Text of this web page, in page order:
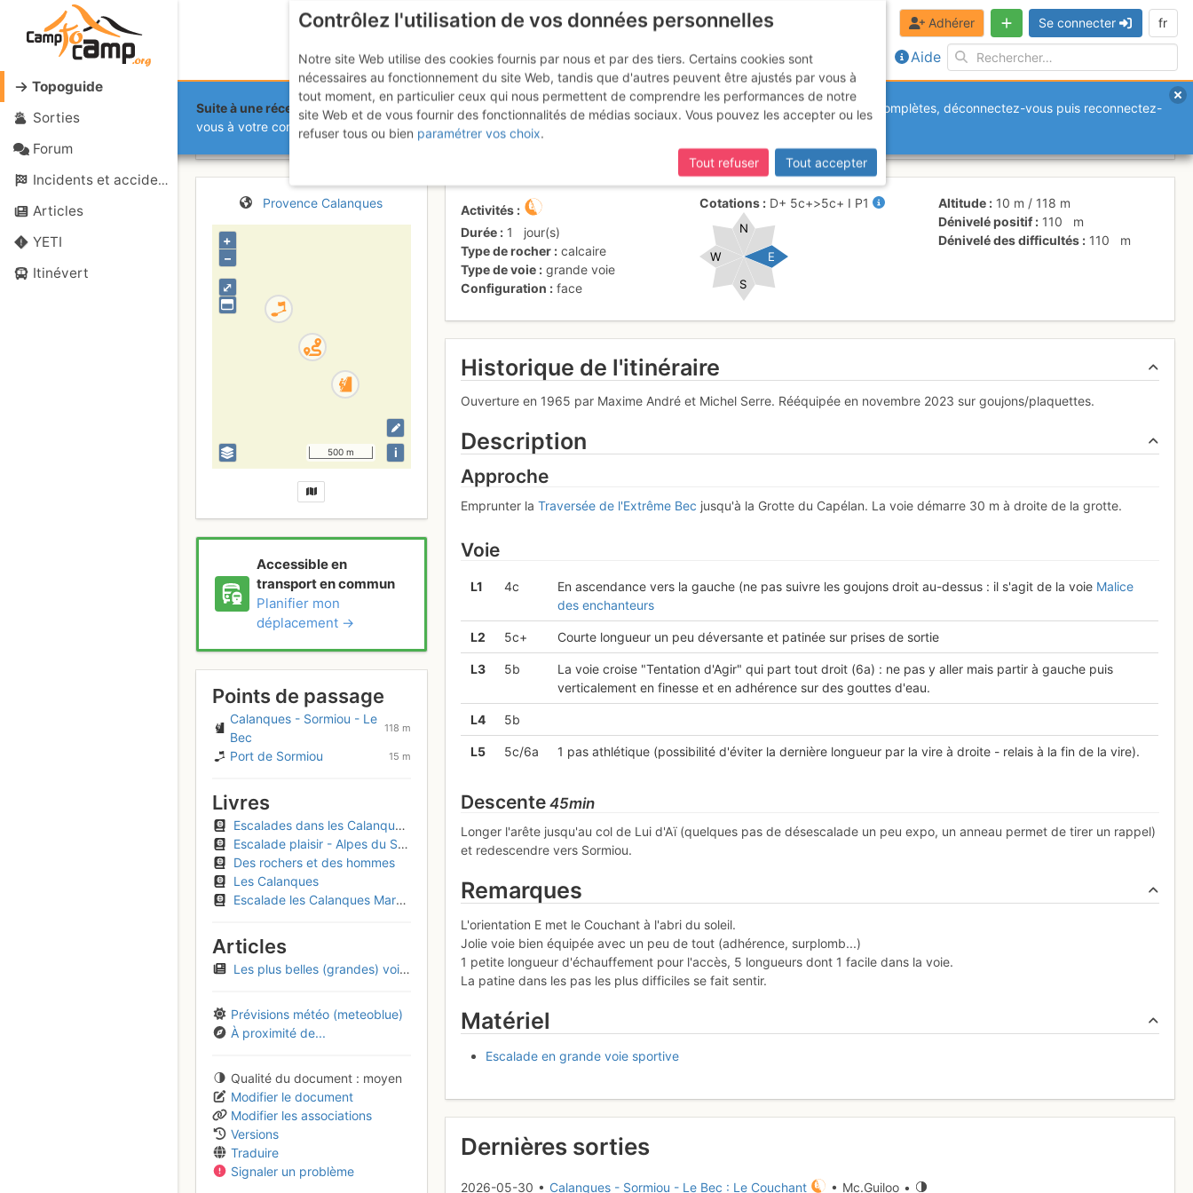
Topoguide
Sorties
Forum
Incidents et accidents
Articles
YETI
Itinévert
Aide
Adhérer Se connecter fr
Suite à une récente et importante mise à jour du site,si certaines pages ne sont plus accessibles, manquantes ou incomplètes, déconnectez-vous puis reconnectez-
vous à votre compte sur le site.
Calanques - Sormiou - Le Bec : Le Couchant
Provence Calanques
⤢
+
–
500 m i
Accessible en
transport en commun
Planifier mon
déplacement →
Points de passage
Calanques - Sormiou - Le
Bec
118 m
Port de Sormiou 15 m
Livres
Escalades dans les Calanques - Sormiou
Escalade plaisir - Alpes du Sud, Provence
Des rochers et des hommes
Les Calanques
Escalade les Calanques Marseille-Cassis-La Ciotat
Articles
Les plus belles (grandes) voies des Calanques
Prévisions météo (meteoblue)
À proximité de...
Qualité du document
moyen
Modifier le document
Modifier les associations
Versions
Traduire
Signaler un problème
Activités
Durée
1
jour(s)
Type de rocher
calcaire
Type de voie
grande voie
Configuration
face
Cotations D+ 5c+>5c+ I P1
E
W
S
N
Altitude 10 m / 118 m
Dénivelé positif
110
m
Dénivelé des difficultés
110 m
Historique de l'itinéraire
Ouverture en 1965 par Maxime André et Michel Serre. Rééquipée en novembre 2023 sur goujons/plaquettes.
Description
Approche
Emprunter laTraversée de l'Extrême Bec jusqu'à la Grotte du Capélan. La voie démarre 30 m à droite de la grotte.
Voie
L1 4c En ascendance vers la gauche (ne pas suivre les goujons droit au-dessus : il s'agit de la voie Malice
des enchanteurs
L2 5c+ Courte longueur un peu déversante et patinée sur prises de sortie
L3 5b
La voie croise "Tentation d'Agir" qui part tout droit (6a) : ne pas y aller mais partir à gauche puis
verticalement en finesse et en adhérence sur des gouttes d'eau.
L4 5b
L5 5c/6a 1 pas athlétique (possibilité d'éviter la dernière longueur par la vire à droite - relais à la fin de la vire).
Descente 45min
Longer l'arête jusqu'au col de Lui d'Aï (quelques pas de désescalade un peu expo, un anneau permet de tirer un rappel)
et redescendre vers Sormiou.
Remarques
L'orientation E met le Couchant à l'abri du soleil.
Jolie voie bien équipée avec un peu de tout (adhérence, surplomb...)
1 petite longueur d'échauffement pour l'accès, 5 longueurs dont 1 facile dans la voie.
La patine dans les pas les plus difficiles se fait sentir.
Matériel
Escalade en grande voie sportive
Dernières sorties
2026-05-30 • Calanques - Sormiou - Le Bec : Le Couchant • Mc.Guiloo •
Contrôlez l'utilisation de vos données personnelles
Notre site Web utilise des cookies fournis par nous et par des tiers. Certains cookies sont
nécessaires au fonctionnement du site Web, tandis que d'autres peuvent être ajustés par vous à
tout moment, en particulier ceux qui nous permettent de comprendre les performances de notre
site Web et de vous fournir des fonctionnalités de médias sociaux. Vous pouvez les accepter ou les
refuser tous ou bien paramétrer vos choix.
Tout refuser
Tout accepter